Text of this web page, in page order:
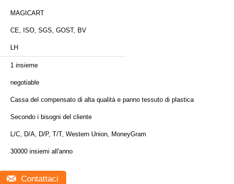
MAGICART
CE, ISO, SGS, GOST, BV
LH
1 insieme
negotiable
Cassa del compensato di alta qualità e panno tessuto di plastica
Secondo i bisogni del cliente
L/C, D/A, D/P, T/T, Western Union, MoneyGram
30000 insiemi all'anno
Contattaci